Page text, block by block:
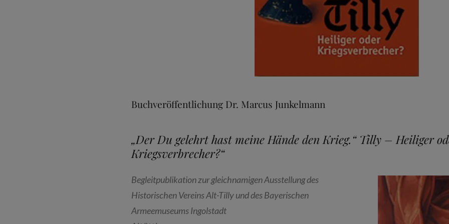
Buchveröffentlichung Dr. Marcus Junkelmann
„Der Du gelehrt hast meine Hände den Krieg.“ Tilly – Heiliger
Kriegsverbrecher?“
Begleitpublikation zur gleichnamigen Ausstellung des
Historischen Vereins Alt-Tilly und des Bayerischen
Armeemuseums Ingolstadt